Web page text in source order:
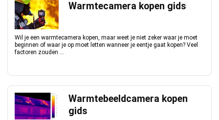
Warmtecamera kopen gids
Wil je een warmtecamera kopen, maar weet je niet zeker waar je moet
beginnen of waar je op moet letten wanneer je eentje gaat kopen? Veel
factoren zouden ...
Warmtebeeldcamera kopen
gids